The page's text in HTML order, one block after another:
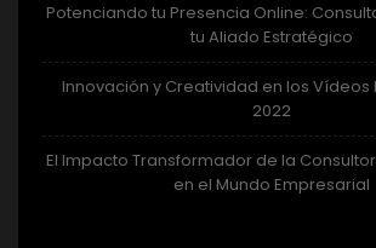
Potenciando tu Presencia Online:
tu Aliado Estratégico
Innovación y Creatividad en los Vídeos
2022
El Impacto Transformador de la
en el Mundo Empresarial